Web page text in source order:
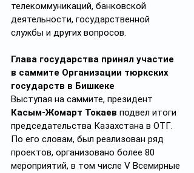
телекоммуникаций, банковской
деятельности, государственной
службы и других вопросов.
Глава государства принял участие
в саммите Организации тюркских
государств в Бишкеке
Выступая на саммите, президент
Касым-Жомарт Токаев подвел итоги
председательства Казахстана в ОТГ.
По его словам, был реализован ряд
проектов, организовано более 80
мероприятий, в том числе V Всемирные